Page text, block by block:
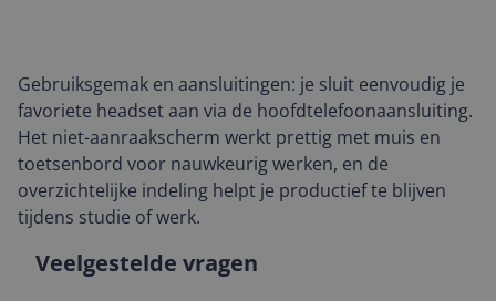
Gebruiksgemak en aansluitingen: je sluit eenvoudig je
favoriete headset aan via de hoofdtelefoonaansluiting.
Het niet-aanraakscherm werkt prettig met muis en
toetsenbord voor nauwkeurig werken, en de
overzichtelijke indeling helpt je productief te blijven
tijdens studie of werk.
Veelgestelde vragen